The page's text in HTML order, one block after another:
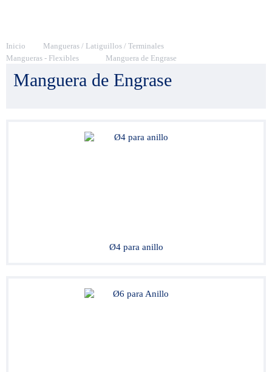
Inicio
Mangueras / Latiguillos / Terminales
Mangueras - Flexibles
Manguera de Engrase
Manguera de Engrase
Ø4 para anillo